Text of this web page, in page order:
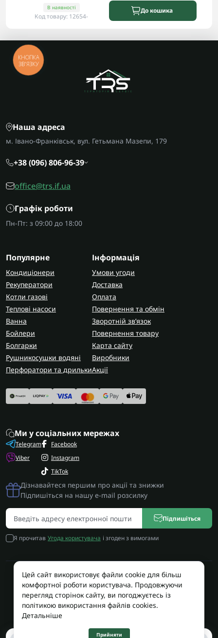
0
В наявності
Код товару: 12654-
До кошика
Наша адреса
м. Івано-Франківськ, вул. Гетьмана Мазепи, 179
+38 (096) 806-96-39
office@trs.if.ua
Графік роботи
Пн-Пт: з 09:00 до 18:00
Популярне
Кондиціонери
Рекуператори
Котли газові
Теплові насоси
Ванна
Бойлери
Болгарки
Рушникосушки водяні
Перфоратори та дрильки
Інформація
Умови угоди
Доставка
Оплата
Повернення та обмін
Зворотній зв’язок
Повернення товару
Карта сайту
Виробники
Акції
Ми у соціальних мережах
Telegram
Viber
Facebook
Instagram
TikTok
Дізнавайтеся першим про акції та знижки
Підпишіться на нашу e-mail розсилку
Підпишіться
Я прочитав Угода користувача і згоден з вимогами
Працює на OpenCart
Територія Сервісу © 2026
КНОПКА
ЗВ'ЯЗКУ
Цей сайт використовує файли cookie для більш
комфортної роботи користувача. Продовжуючи
перегляд сторінок сайту, ви погоджуєтесь із
політикою використання файлів cookies.
Детальніше
Прийняти